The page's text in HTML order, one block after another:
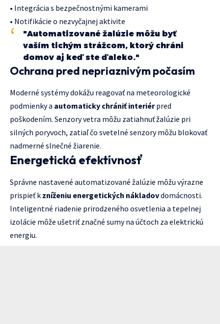
• Integrácia s bezpečnostnými kamerami
• Notifikácie o nezvyčajnej aktivite
"Automatizované žalúzie môžu byť
vaším tichým strážcom, ktorý chráni
domov aj keď ste ďaleko."
Ochrana pred nepriaznivým počasím
Moderné systémy dokážu reagovať na meteorologické
podmienky a automaticky chrániť interiérpred
poškodením. Senzory vetra môžu zatiahnuť žalúzie pri
silných poryvoch, zatiaľ čo svetelné senzory môžu blokovať
nadmerné slnečné žiarenie.
Energetická efektívnosť
Správne nastavené automatizované žalúzie môžu výrazne
prispieť k zníženiu energetických nákladovdomácnosti.
Inteligentné riadenie prirodzeného osvetlenia a tepelnej
izolácie môže ušetriť značné sumy na účtoch za elektrickú
energiu.